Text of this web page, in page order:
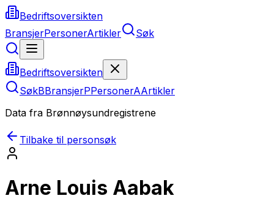
Bedriftsoversikten
BransjerPersonerArtikler Søk
Bedriftsoversikten
SøkBBransjerPPersonerAArtikler
Data fra Brønnøysundregistrene
Tilbake til personsøk
Arne Louis Aabak